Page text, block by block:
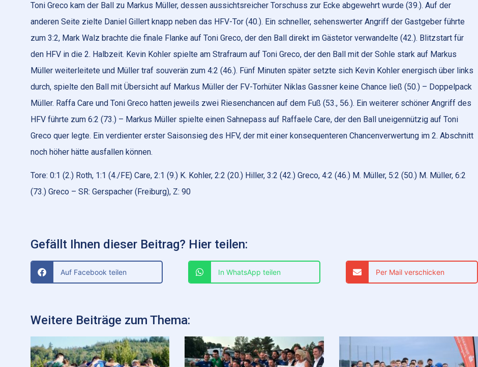
Toni Greco kam der Ball zu Markus Müller, dessen aussichtsreicher Torschuss zur Ecke abgewehrt wurde (39.). Auf der
anderen Seite zielte Daniel Gillert knapp neben das HFV-Tor (40.). Ein schneller, sehenswerter Angriff der Gastgeber führte
zum 3:2, Mark Walz brachte die finale Flanke auf Toni Greco, der den Ball direkt im Gästetor verwandelte (42.). Blitzstart für
den HFV in die 2. Halbzeit. Kevin Kohler spielte am Strafraum auf Toni Greco, der den Ball mit der Sohle stark auf Markus
Müller weiterleitete und Müller traf souverän zum 4:2 (46.). Fünf Minuten später setzte sich Kevin Kohler energisch über links
durch, spielte den Ball mit Übersicht auf Markus Müller der FV-Torhüter Niklas Gassner keine Chance ließ (50.) – Doppelpack
Müller. Raffa Care und Toni Greco hatten jeweils zwei Riesenchancen auf dem Fuß (53., 56.). Ein weiterer schöner Angriff des
HFV führte zum 6:2 (73.) – Markus Müller spielte einen Sahnepass auf Raffaele Care, der den Ball uneigennützig auf Toni
Greco quer legte. Ein verdienter erster Saisonsieg des HFV, der mit einer konsequenteren Chancenverwertung im 2. Abschnitt
noch höher hätte ausfallen können.
Tore: 0:1 (2.) Roth, 1:1 (4./FE) Care, 2:1 (9.) K. Kohler, 2:2 (20.) Hiller, 3:2 (42.) Greco, 4:2 (46.) M. Müller, 5:2 (50.) M. Müller, 6:2
(73.) Greco – SR: Gerspacher (Freiburg), Z: 90
Gefällt Ihnen dieser Beitrag? Hier teilen:
Auf Facebook teilen In WhatsApp teilen Per Mail verschicken
Weitere Beiträge zum Thema: